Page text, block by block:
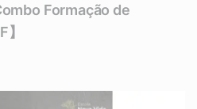
Formação de